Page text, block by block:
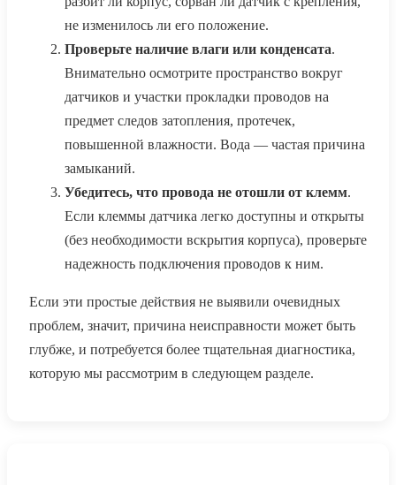
не изменилось ли его положение.
Проверьте наличие влаги или конденсата.
Внимательно осмотрите пространство вокруг
датчиков и участки прокладки проводов на
предмет следов затопления, протечек,
повышенной влажности. Вода — частая причина
замыканий.
Убедитесь, что провода не отошли от клемм.
Если клеммы датчика легко доступны и открыты
(без необходимости вскрытия корпуса), проверьте
надежность подключения проводов к ним.
Если эти простые действия не выявили очевидных
проблем, значит, причина неисправности может быть
глубже, и потребуется более тщательная диагностика,
которую мы рассмотрим в следующем разделе.